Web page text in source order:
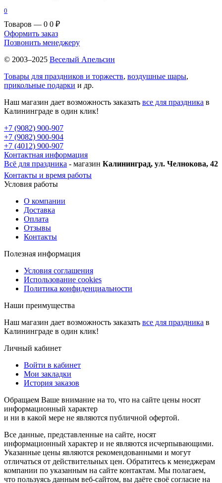
0
Товаров — 0 0 ₽
Оформить заказ
Позвонить менеджеру
© 2003–2025 Веселый Апельсин
Товары для праздников и торжеств, воздушные шары,
прикольные подарки и др.
Наш магазин дает возможность заказать все для праздника в
Калининграде в один клик!
+7 (9082) 900-907
+7 (9082) 900-904
+7 (4012) 900-907
Контактная информация
Всё для праздника - магазин Калининград, ул. Челнокова, 42
Контакты и время работы
Условия работы
О компании
Доставка
Оплата
Отзывы
Контакты
Полезная информация
Условия соглашения
Использование cookies
Политика конфиденциальности
Наши преимущества
Наш магазин дает возможность заказать все для праздника в
Калининграде в один клик!
Личный кабинет
Войти в кабинет
Мои закладки
История заказов
Обращаем Ваше внимание на то, что на сайте цены носят
информационный характер
и ни в какой мере не являются публичной офертой.
Все данные, представленные на сайте, носят
информационный характер и не являются исчерпывающими.
Указанные цены являются рекомендованными и могут
отличаться от действительных цен. Обратитесь к менеджерам
компании по указанным на сайте контактам. Мы полагаем,
что пользуясь данным веб-сайтом, вы даёте своё согласие на